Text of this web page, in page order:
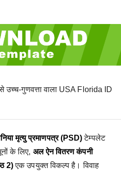
उच्च-गुणवत्ता वाला USA Florida ID
मृत्यु प्रमाणपत्र (PSD)टेम्पलेट
के लिए, अल ऐन वितरण कंपनी
2)एक उपयुक्त विकल्प है। विवाह